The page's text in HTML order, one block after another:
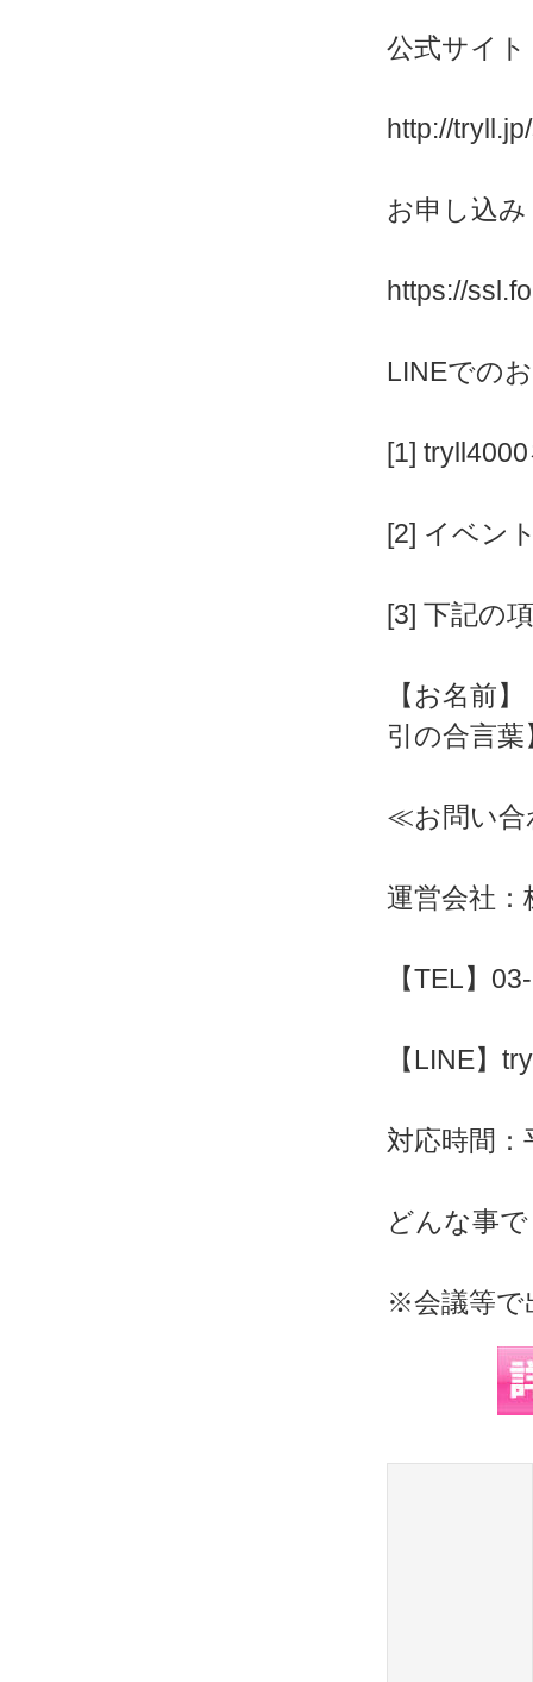
公式サイト
http://
お申し込み
https://
LINEでの
[1]
[2] イベン
[3] 下記の
【お名前
引の合言葉
≪お問い
運営会社：
【TEL】
【LINE】
対応時間
どんな事
※会議等で